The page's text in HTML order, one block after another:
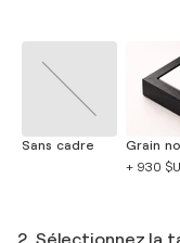
Sans cadre
Grain
+ 930